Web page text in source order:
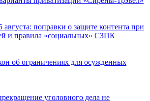
августа: поправки о защите контента при
и правила «социальных» СЗПК
об ограничениях для осужденных
уголовного дела не